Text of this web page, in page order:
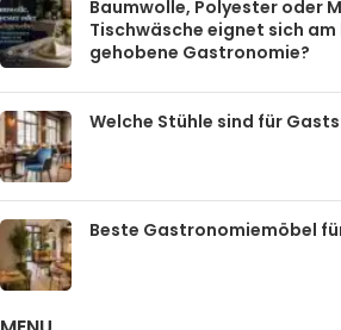
Baumwolle, Polyester oder
Tischwäsche eignet sich
gehobene Gastronomie?
Welche Stühle sind für
Beste Gastronomiemöbel